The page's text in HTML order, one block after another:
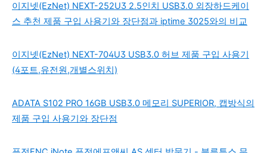
이지넷(EzNet) NEXT-252U3 2.5인치 USB3.0 외장하드케이
스 추천 제품 구입 사용기와 장단점과 iptime 3025와의 비교
이지넷(EzNet) NEXT-704U3 USB3.0 허브 제품 구입 사용기
(4포트,유전원,개별스위치)
ADATA S102 PRO 16GB USB3.0 메모리 SUPERIOR, 캡방식의
제품 구입 사용기와 장단점